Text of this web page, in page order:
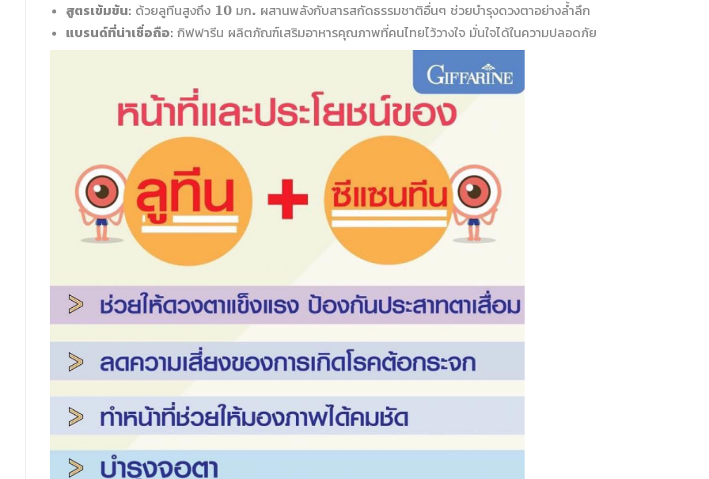
สูตรเข้มข้น: ด้วยลูทีนสูงถึง 10 มก. ผสานพลังกับสารสกัดธรรมชาติอื่นๆ ช่วยบำรุงดวงตาอย่างล้ำลึก
แบรนด์ที่น่าเชื่อถือ: กิฟฟารีน ผลิตภัณฑ์เสริมอาหารคุณภาพที่คนไทยไว้วางใจ มั่นใจได้ในความปลอดภัย